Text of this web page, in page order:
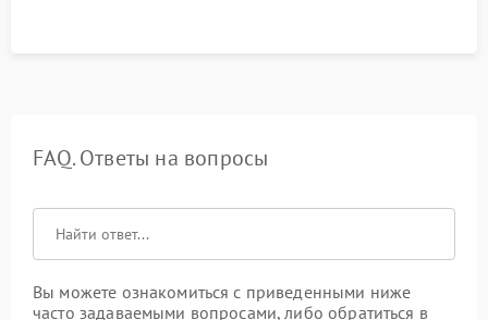
FAQ. Ответы на вопросы
Вы можете ознакомиться с приведенными ниже
часто задаваемыми вопросами, либо обратиться в